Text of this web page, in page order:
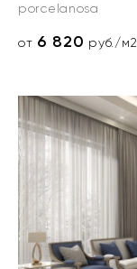
porcelanosa
от 6 820 руб./м2